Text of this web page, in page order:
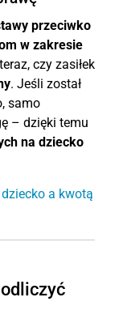
przeciwko
w zakresie
czy zasiłek
. Jeśli został
samo
– dzięki temu
na dziecko
a kwotą